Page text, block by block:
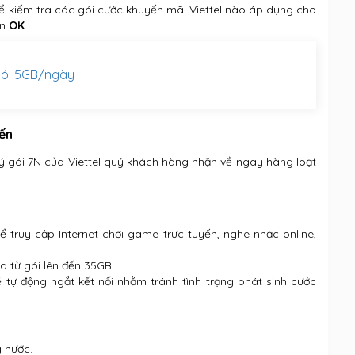
kiểm tra các gói cước khuyến mãi Viettel nào áp dụng cho
OK
5GB/ngày
gói 7N của Viettel quý khách hàng nhận về ngay hàng loạt
truy cập Internet chơi game trực tuyến, nghe nhạc online,
từ gói lên đến 35GB
động ngắt kết nối nhằm tránh tình trạng phát sinh cước